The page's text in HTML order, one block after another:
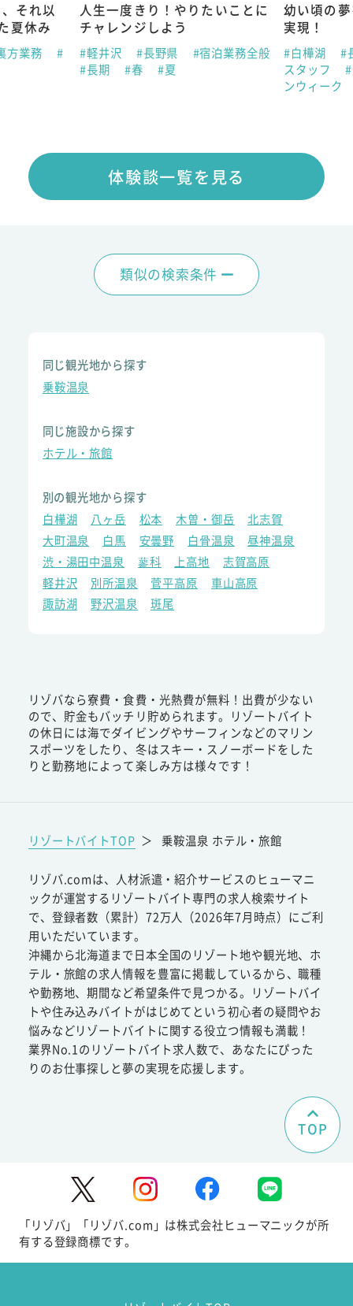
それ以
夏休み
方業務 #
人生一度きり！やりたいことに
チャレンジしよう
#軽井沢 #長野県
#宿泊業務全般
#長期
#春 #夏
幼い頃の
実現！
#白樺湖
#
スタッフ
ンウィーク
体験談一覧を見る
類似の検索条件
同じ観光地から探す
乗鞍温泉
同じ施設から探す
ホテル・旅館
別の観光地から探す
白樺湖
八ヶ岳 松本 木曽・御岳
北志賀
大町温泉
白馬 安曇野 白骨温泉
昼神温泉
渋・湯田中温泉
蓼科 上高地
志賀高原
軽井沢
別所温泉 菅平高原
車山高原
諏訪湖
野沢温泉 斑尾
リゾバなら寮費・食費・光熱費が無料！出費が少ない
ので、貯金もバッチリ貯められます。リゾートバイト
の休日には海でダイビングやサーフィンなどのマリン
スポーツをしたり、冬はスキー・スノーボードをした
りと勤務地によって楽しみ方は様々です！
リゾートバイトTOP ＞ 乗鞍温泉 ホテル・旅館
リゾバ.comは、人材派遣・紹介サービスのヒューマニ
ックが運営するリゾートバイト専門の求人検索サイト
で、登録者数（累計）72万人（2026年7月時点）にご利
用いただいています。
沖縄から北海道まで日本全国のリゾート地や観光地、ホ
テル・旅館の求人情報を豊富に掲載しているから、職種
や勤務地、期間など希望条件で見つかる。リゾートバイ
トや住み込みバイトがはじめてという初心者の疑問やお
悩みなどリゾートバイトに関する役立つ情報も満載！
業界No.1のリゾートバイト求人数で、あなたにぴった
りのお仕事探しと夢の実現を応援します。
TOP
「リゾバ」「リゾバ.com」は株式会社ヒューマニックが所
有する登録商標です。